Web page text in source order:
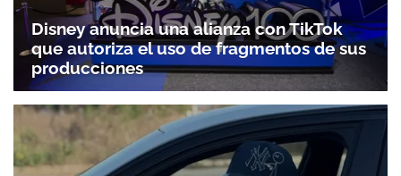
Disney anuncia una alianza con TikTok
que autoriza el uso de fragmentos de sus
producciones